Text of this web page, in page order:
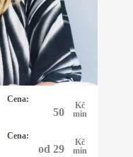
Cena:
50
Kč
min
Cena:
od 29
Kč
min
okamžiku a
daného
člověku
používám
dcera.